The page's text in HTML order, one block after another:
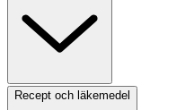
Recept och läkemedel